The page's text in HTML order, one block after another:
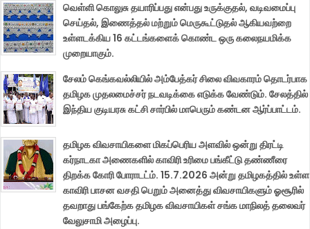
வெள்ளி கொலுசு தயாரிப்பது என்பது உருக்குதல், வடிவமைப்பு
செய்தல், இணைத்தல் மற்றும் மெருகூட்டுதல் ஆகியவற்றை
உள்ளடக்கிய 16 கட்டங்களைக் கொண்ட ஒரு கலைநயமிக்க
முறையாகும்.
சேலம் கெங்கவல்லியில் அம்பேத்கர் சிலை விவகாரம் தொடர்பாக
தமிழக முதலமைச்சர் நடவடிக்கை எடுக்க வேண்டும். சேலத்தில்
இந்திய குடியரசு கட்சி சார்பில் மாபெரும் கண்டன ஆர்ப்பாட்டம்.
தமிழக விவசாயிகளை மிகப்பெரிய அளவில் ஒன்று திரட்டி
கர்நாடகா அணைகளில் காவிரி உரிமை பங்கீட்டு தண்ணீரை
திறக்க கோரி போராடட்ம். 15.7.2026 அன்று தமிழகத்தில் உள்ள
காவிரி பாசன வசதி பெறும் அனைத்து விவசாயிகளும் ஓசூரில்
தவறாது பங்கேற்க தமிழக விவசாயிகள் சங்க மாநிலத் தலைவர்
வேலுசாமி அழைப்பு.